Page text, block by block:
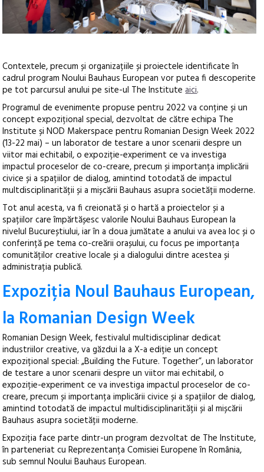
Contextele, precum și organizațiile și proiectele identificate în
cadrul program Noului Bauhaus European vor putea fi descoperite
pe tot parcursul anului pe site-ul The Instituteaici.
Programul de evenimente propuse pentru 2022 va conține și un
concept expozițional special, dezvoltat de către echipa The
Institute și NOD Makerspace pentru Romanian Design Week 2022
(13-22 mai) – un laborator de testare a unor scenarii despre un
viitor mai echitabil, o expoziție-experiment ce va investiga
impactul proceselor de co-creare, precum și importanța implicării
civice și a spațiilor de dialog, amintind totodată de impactul
multdisciplinarității și a mișcării Bauhaus asupra societății moderne.
Tot anul acesta, va fi creionată și o hartă a proiectelor și a
spațiilor care împărtășesc valorile Noului Bauhaus European la
nivelul Bucureștiului, iar în a doua jumătate a anului va avea loc și o
conferință pe tema co-creării orașului, cu focus pe importanța
comunităților creative locale și a dialogului dintre acestea și
administrația publică.
Expoziția Noul Bauhaus European,
la Romanian Design Week
Romanian Design Week, festivalul multidisciplinar dedicat
industriilor creative, va găzdui la a X-a ediție un concept
expozițional special: „Building the Future. Together”, un laborator
de testare a unor scenarii despre un viitor mai echitabil, o
expoziție-experiment ce va investiga impactul proceselor de co-
creare, precum și importanța implicării civice și a spațiilor de dialog,
amintind totodată de impactul multidisciplinarității și al mișcării
Bauhaus asupra societății moderne.
Expoziția face parte dintr-un program dezvoltat de The Institute,
în parteneriat cu Reprezentanța Comisiei Europene în România,
sub semnul Noului Bauhaus European.